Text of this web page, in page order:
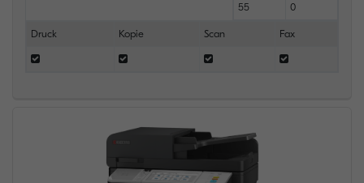
55 0
Druck Kopie Scan Fax